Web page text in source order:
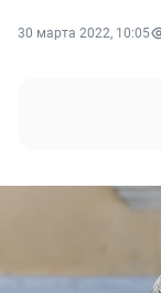
30 марта 2022, 10:05